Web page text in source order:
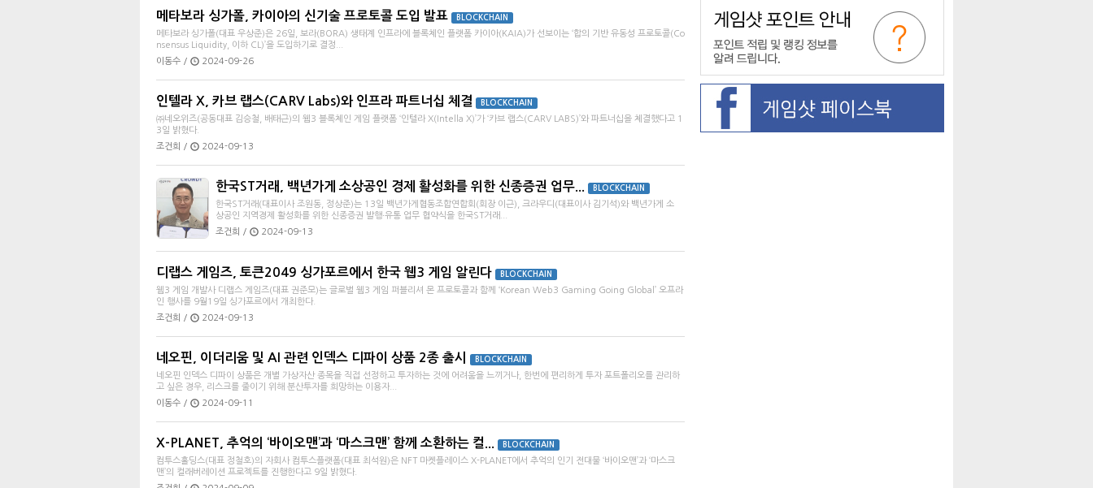
메타보라 싱가폴, 카이아의 신기술 프로토콜 도입 발표 BLOCKCHAIN
메타보라 싱가폴(대표 우상준)은 26일, 보라(BORA) 생태계 인프라에 블록체인 플랫폼 카이아(KAIA)가 선보이는 ‘합의 기반 유동성 프로토콜(Co
nsensus Liquidity, 이하 CL)’을 도입하기로 결정...
이동수 /
2024-09-26
인텔라 X, 카브 랩스(CARV Labs)와 인프라 파트너십 체결 BLOCKCHAIN
㈜네오위즈(공동대표 김승철, 배태근)의 웹3 블록체인 게임 플랫폼 ‘인텔라 X(Intella X)’가 ‘카브 랩스(CARV LABS)’와 파트너십을 체결했다고 1
3일 밝혔다.
조건희 /
2024-09-13
한국ST거래, 백년가게 소상공인 경제 활성화를 위한 신종증권 업무... BLOCKCHAIN
한국ST거래(대표이사 조원동, 정상준)는 13일 백년가게협동조합연합회(회장 이근), 크라우디(대표이사 김기석)와 백년가게 소
상공인 지역경제 활성화를 위한 신종증권 발행・유통 업무 협약식을 한국ST거래...
조건희 /
2024-09-13
디랩스 게임즈, 토큰2049 싱가포르에서 한국 웹3 게임 알린다 BLOCKCHAIN
웹3 게임 개발사 디랩스 게임즈(대표 권준모)는 글로벌 웹3 게임 퍼블리셔 몬 프로토콜과 함께 ‘Korean Web3 Gaming Going Global’ 오프라
인 행사를 9월19일 싱가포르에서 개최한다.
조건희 /
2024-09-13
네오핀, 이더리움 및 AI 관련 인덱스 디파이 상품 2종 출시 BLOCKCHAIN
네오핀 인덱스 디파이 상품은 개별 가상자산 종목을 직접 선정하고 투자하는 것에 어려움을 느끼거나, 한번에 편리하게 투자 포트폴리오를 관리하
고 싶은 경우, 리스크를 줄이기 위해 분산투자를 희망하는 이용자...
이동수 /
2024-09-11
X-PLANET, 추억의 ‘바이오맨’과 ‘마스크맨’ 함께 소환하는 컬... BLOCKCHAIN
컴투스홀딩스(대표 정철호)의 자회사 컴투스플랫폼(대표 최석원)은 NFT 마켓플레이스 X-PLANET에서 추억의 인기 전대물 ‘바이오맨’과 ‘마스크
맨’의 컬래버레이션 프로젝트를 진행한다고 9일 밝혔다.